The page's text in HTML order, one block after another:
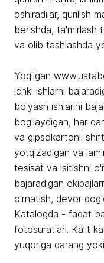
oshiradilar, qurilish
berishda, ta'mirlash
va olib tashlashda
Yoqilgan
ichki ishlarni
bo'yash ishlarini
bog'laydigan, har
va gipsokartonli
yotqizadigan va
tesisat va isitishni
bajaradigan
o'rnatish, devor
Katalogda - faqat
fotosuratlari. Kalit
yuqoriga qarang